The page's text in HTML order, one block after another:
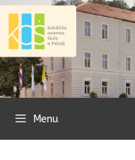
Preskoči
sadržaj
Menu